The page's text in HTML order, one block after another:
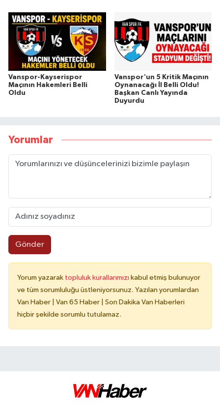
Vanspor-Kayserispor
Maçının Hakemleri Belli
Oldu
Vanspor'un 5 Kritik Maçının
Oynanacağı İl Belli Oldu!
Başkan Canlı Yayında
Duyurdu
Yorumlar
Gönder
Yorum yazarak topluluk kurallarımızı kabul etmiş bulunuyor
ve tüm sorumluluğu üstleniyorsunuz. Yazılan yorumlardan
Van Haber | Van 65 Haber | Son Dakika Van Haberleri
hiçbir şekilde sorumlu tutulamaz.